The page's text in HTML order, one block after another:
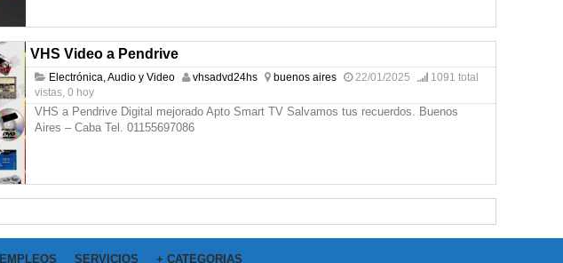
VHS Video a Pendrive
Electrónica, Audio y Video vhsadvd24hs buenos aires 22/01/2025
1091 total
vistas, 0 hoy
VHS a Pendrive Digital mejorado Apto Smart TV Salvamos tus recuerdos. Buenos
Aires – Caba Tel. 01155697086
EMPLEOS SERVICIOS + CATEGORIAS